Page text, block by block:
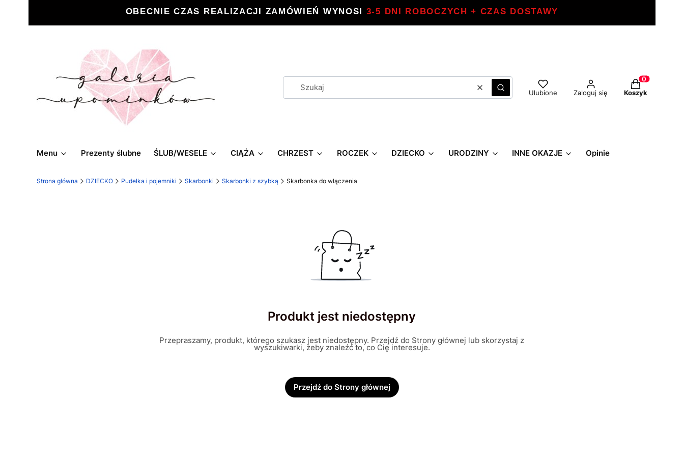
OBECNIE CZAS REALIZACJI ZAMÓWIEŃ WYNOSI 3-5 DNI ROBOCZYCH + CZAS DOSTAWY
WyczyśćSzukaj Ulubione Zaloguj się
Produkty w
Koszyk
Menu Prezenty ślubne ŚLUB/WESELE CIĄŻA CHRZEST ROCZEK DZIECKO URODZINY INNE OKAZJE Opinie
Strona główna DZIECKO Pudełka i pojemniki Skarbonki Skarbonki z szybką Skarbonka do włączenia
Produkt jest niedostępny
Przepraszamy, produkt, którego szukasz jest niedostępny. Przejdź do Strony głównej lub skorzystaj z
wyszukiwarki, żeby znaleźć to, co Cię interesuje.
Przejdź do Strony głównej